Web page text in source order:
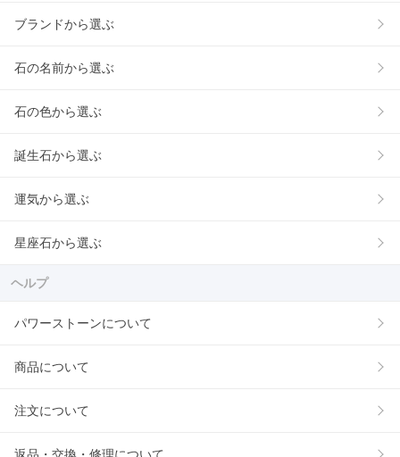
ブランドから選ぶ
石の名前から選ぶ
石の色から選ぶ
誕生石から選ぶ
運気から選ぶ
星座石から選ぶ
ヘルプ
パワーストーンについて
商品について
注文について